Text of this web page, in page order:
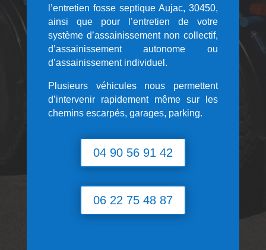
l’entretien fosse septique Aujac, 30450,
ainsi que pour l’entretien de votre
système d’assainissement non collectif,
d’assainissement autonome ou
d’assainissement individuel.
Plusieurs véhicules nous permettent
d’intervenir rapidement même sur les
chemins escarpés, garages, parking.
04 90 56 91 42
06 22 75 48 87